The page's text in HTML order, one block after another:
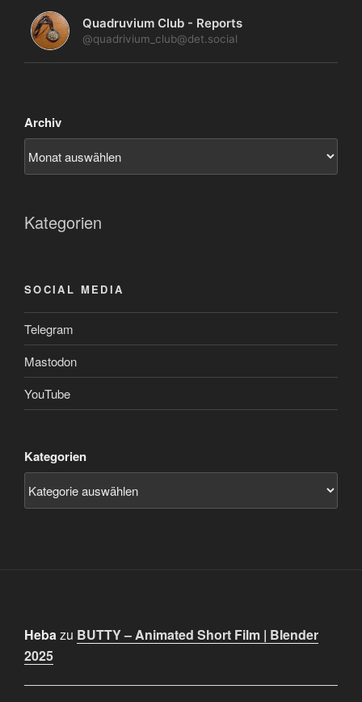
Quadruvium Club - Reports
@quadrivium_club@det.social
Archiv
Kategorien
SOCIAL MEDIA
Telegram
Mastodon
YouTube
Kategorien
Hebazu BUTTY – Animated Short Film | Blender
2025